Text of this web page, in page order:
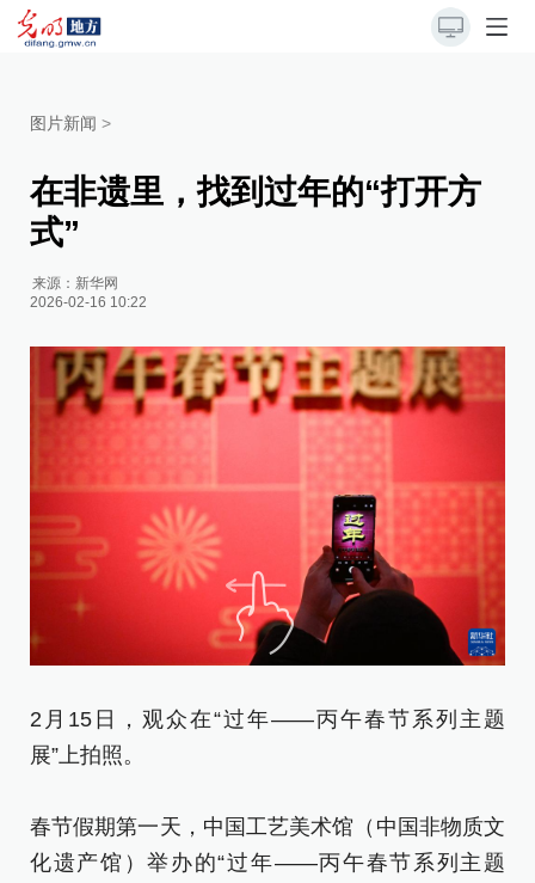
图片新闻 >
在非遗里，找到过年的“打开方
式”
来源： 新华网
2026-02-16 10:22
2月15日，观众在“过年——丙午春节系列主题
展”上拍照。
春节假期第一天，中国工艺美术馆（中国非物质文
化遗产馆）举办的“过年——丙午春节系列主题